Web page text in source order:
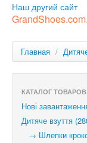
Наш другий сайт
Главная /
КАТАЛОГ ТОВАРОВ
Нові
Дитяче взуття
→ Шлепки